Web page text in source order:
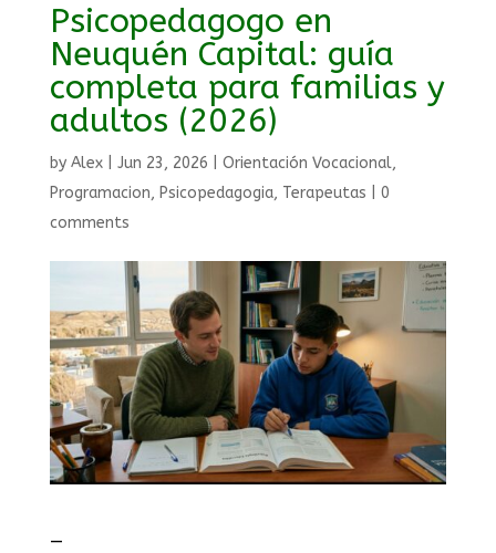
Psicopedagogo en
Neuquén Capital: guía
completa para familias y
adultos (2026)
by Alex| Jun 23, 2026 Orientación Vocacional,
Programacion, Psicopedagogia, Terapeutas
0
comments
—